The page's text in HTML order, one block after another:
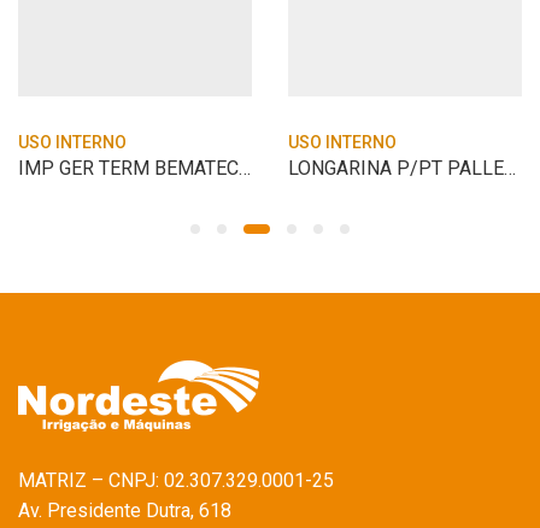
USO INTERNO
IMP GER TERM BEMATECH MP-4200 USB
USO INTERNO
LONGARINA P/PT PALLET 2,00 C12
MATRIZ – CNPJ: 02.307.329.0001-25
Av. Presidente Dutra, 618